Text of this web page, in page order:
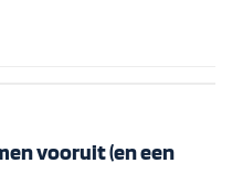
vooruit (en een